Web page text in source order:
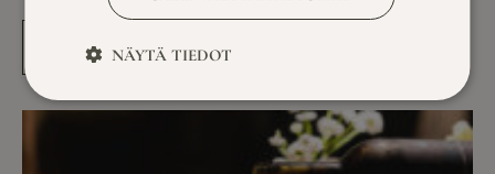
KATSO KAIKKINÄYTÄ TIEDOT